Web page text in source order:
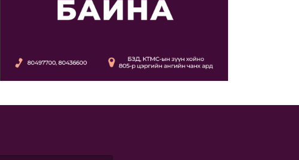
студень Элбэг
Дэлгэрэнгүй
Паштет печёночный
Дэлгэрэнгүй